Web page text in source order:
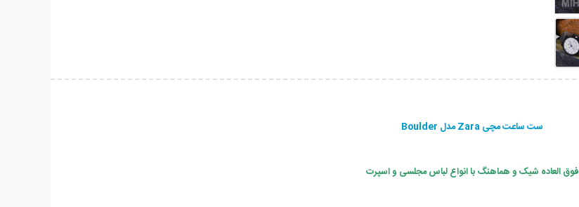
ست ساعت مچی Zara مدل Boulder
فوق العاده شیک و هماهنگ با انواع لباس مجلسی و اسپرت